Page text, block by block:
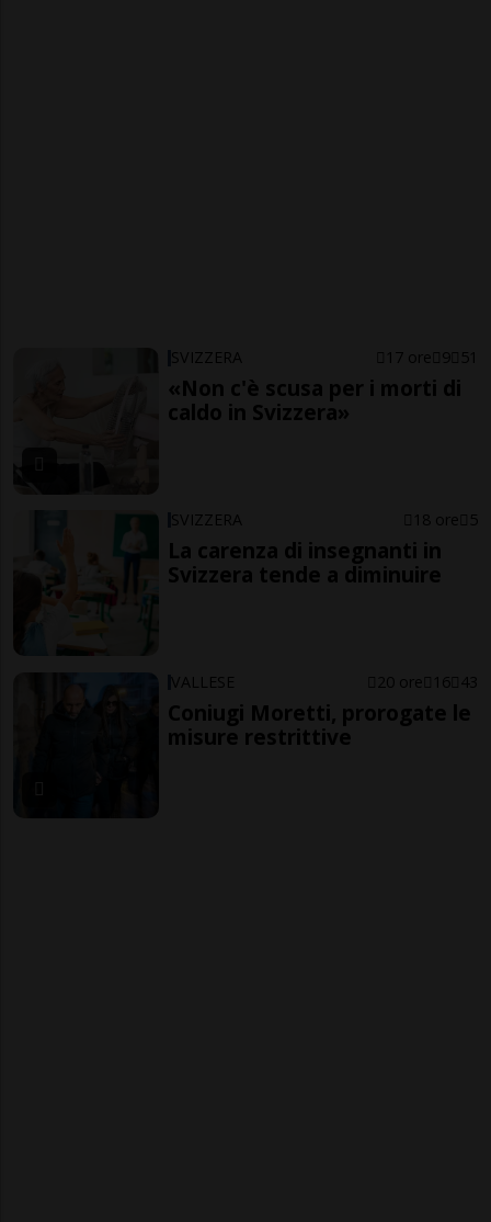
SVIZZERA 17 ore 9 51
«Non c'è scusa per i morti di
caldo in Svizzera»
SVIZZERA 18 ore 5
La carenza di insegnanti in
Svizzera tende a diminuire
VALLESE 20 ore 16 43
Coniugi Moretti, prorogate le
misure restrittive